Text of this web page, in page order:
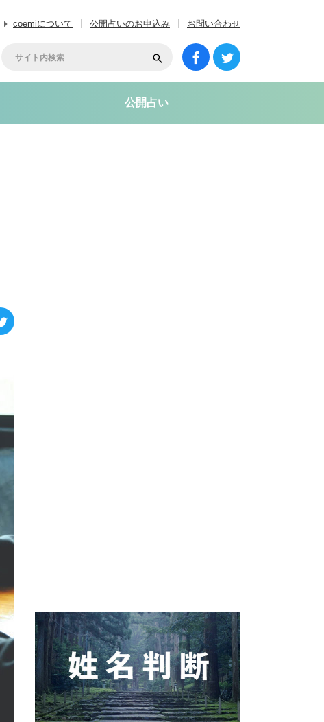
coemiについて 公開占いのお申込み お問い合わせ
公開占い